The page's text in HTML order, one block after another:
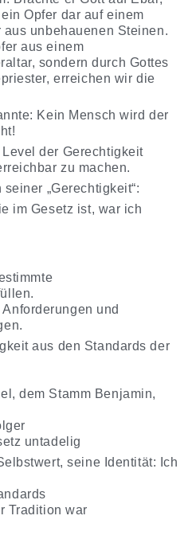
Opfer dar auf einem
unbehauenen Steinen.
aus einem
sondern durch Gottes
erreichen wir die
Kein Mensch wird der
der Gerechtigkeit
zu machen.
„Gerechtigkeit“:
im Gesetz ist, war ich
und
aus den Standards der
dem Stamm Benjamin,
untadelig
seine Identität: Ich
Tradition war